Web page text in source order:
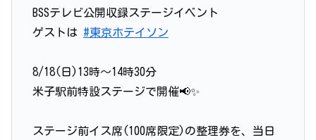
BSSテレビ公開収録ステージイベント
ゲストは #東京ホテイソン
8/18(日)13時～14時30分
米子駅前特設ステージで開催📢✨
ステージ前イス席(100席限定)の整理券を、当日